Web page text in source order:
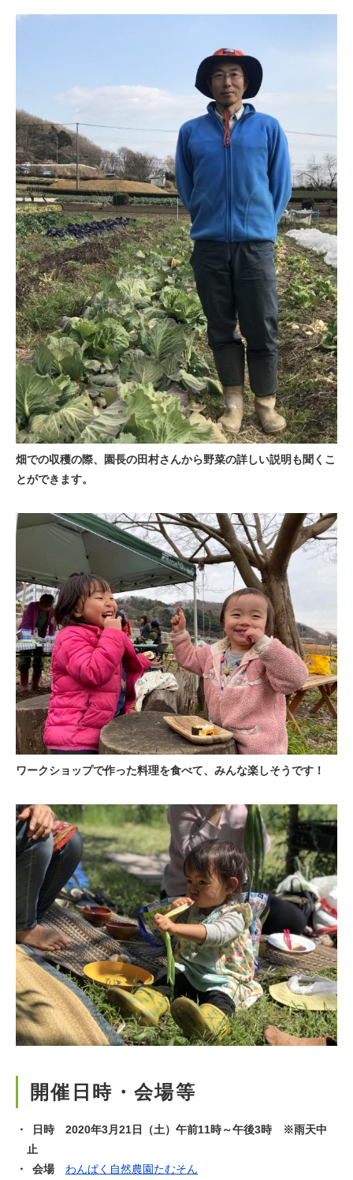
畑での収穫の際、園長の田村さんから野菜の詳しい説明も聞くこ
とができます。
ワークショップで作った料理を食べて、みんな楽しそうです！
開催日時・会場等
日時 2020年3月21日（土）午前11時～午後3時 ※雨天中
止
会場 わんぱく自然農園たむそん